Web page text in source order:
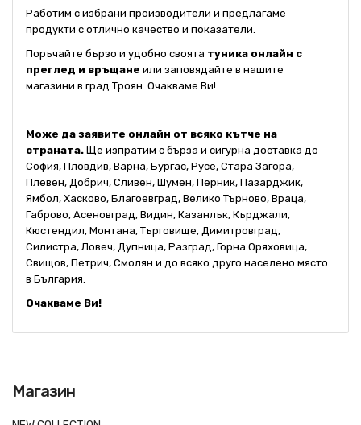
Работим с избрани производители и предлагаме
продукти с отлично качество и показатели.
Поръчайте бързо и удобно своята туника онлайн с
преглед и връщане или заповядайте в нашите
магазини в град Троян. Очакваме Ви!
Може да заявите онлайн от всяко кътче на
страната. Ще изпратим с бърза и сигурна доставка до
София, Пловдив, Варна, Бургас, Русе, Стара Загора,
Плевен, Добрич, Сливен, Шумен, Перник, Пазарджик,
Ямбол, Хасково, Благоевград, Велико Търново, Враца,
Габрово, Асеновград, Видин, Казанлък, Кърджали,
Кюстендил, Монтана, Търговище, Димитровград,
Силистра, Ловеч, Дупница, Разград, Горна Оряховица,
Свищов, Петрич, Смолян и до всяко друго населено място
в България.
Очакваме Ви!
Магазин